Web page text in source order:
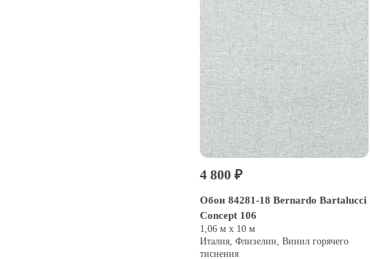
4 800 ₽
Обои 84281-18 Bernardo Bartalucci
Concept 106
1,06 м х 10 м
Италия, Флизелин, Винил горячего
тиснения